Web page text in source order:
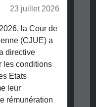
23 juillet 2026
la Cour de
(CJUE) a
directive
les conditions
Etats
leur
rémunération